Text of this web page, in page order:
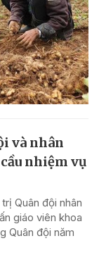
và nhân
nhiệm vụ
Quân đội nhân
giáo viên khoa
Quân đội năm